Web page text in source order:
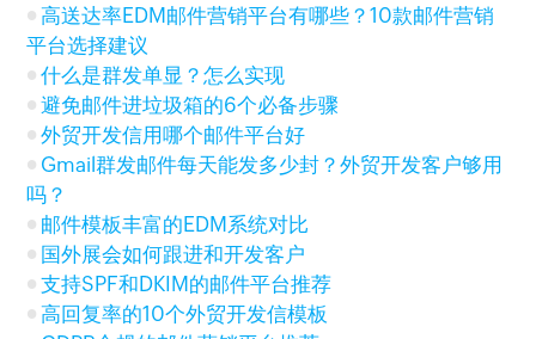
高送达率EDM邮件营销平台有哪些？10款邮件营销
平台选择建议
什么是群发单显？怎么实现
避免邮件进垃圾箱的6个必备步骤
外贸开发信用哪个邮件平台好
Gmail群发邮件每天能发多少封？外贸开发客户够用
吗？
邮件模板丰富的EDM系统对比
国外展会如何跟进和开发客户
支持SPF和DKIM的邮件平台推荐
高回复率的10个外贸开发信模板